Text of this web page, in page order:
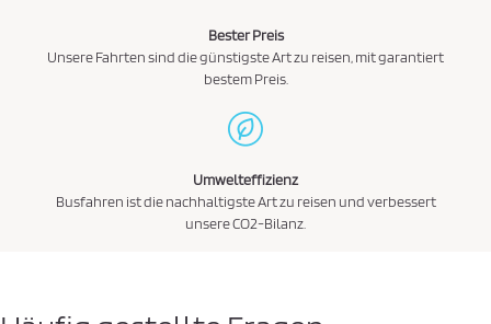
Bester Preis
Unsere Fahrten sind die günstigste Art zu reisen, mit garantiert
bestem Preis.
Umwelteffizienz
Busfahren ist die nachhaltigste Art zu reisen und verbessert
unsere CO2-Bilanz.